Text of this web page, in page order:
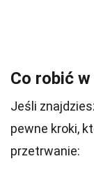
Co robić
Jeśli
pewne kroki,
przetrwanie: